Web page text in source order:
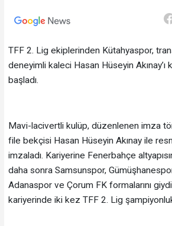
TFF 2. Lig ekiplerinden Kütahyaspor,
deneyimli kaleci Hasan Hüseyin
başladı.
Mavi-lacivertli kulüp, düzenlenen imza
file bekçisi Hasan Hüseyin Akınay ile
imzaladı. Kariyerine Fenerbahçe
daha sonra Samsunspor,
Adanaspor ve Çorum FK formalarını
kariyerinde iki kez TFF 2. Lig